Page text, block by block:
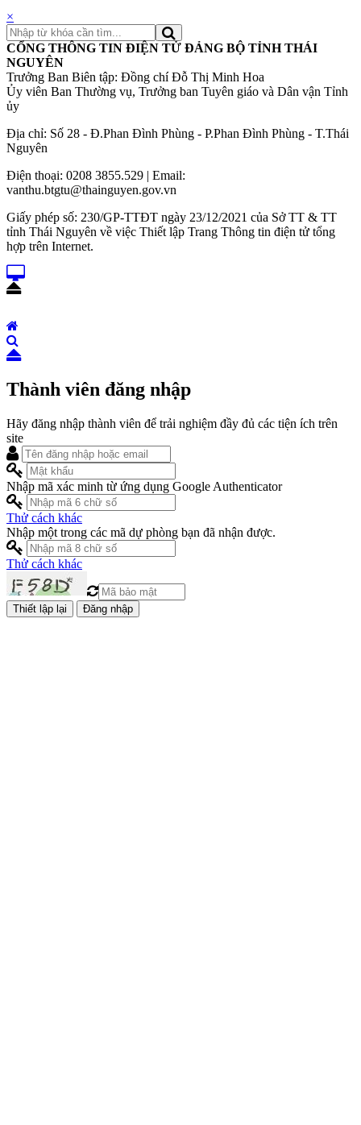
×
CỔNG THÔNG TIN ĐIỆN TỬ ĐẢNG BỘ TỈNH THÁI
NGUYÊN
Trưởng Ban Biên tập: Đồng chí Đỗ Thị Minh Hoa
Ủy viên Ban Thường vụ, Trưởng ban Tuyên giáo và Dân vận Tỉnh
ủy
Địa chỉ: Số 28 - Đ.Phan Đình Phùng - P.Phan Đình Phùng - T.Thái
Nguyên
Điện thoại: 0208 3855.529 | Email:
vanthu.btgtu@thainguyen.gov.vn
Giấy phép số: 230/GP-TTĐT ngày 23/12/2021 của Sở TT & TT
tỉnh Thái Nguyên về việc Thiết lập Trang Thông tin điện tử tổng
hợp trên Internet.
Thành viên đăng nhập
Hãy đăng nhập thành viên để trải nghiệm đầy đủ các tiện ích trên
site
Nhập mã xác minh từ ứng dụng Google Authenticator
Thử cách khác
Nhập một trong các mã dự phòng bạn đã nhận được.
Thử cách khác
Đăng nhập